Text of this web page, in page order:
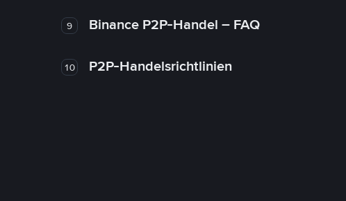
9 Binance P2P-Handel – FAQ
10 P2P-Handelsrichtlinien